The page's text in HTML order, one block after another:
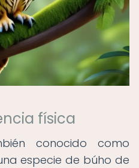
física
conocido como
especie de búho de